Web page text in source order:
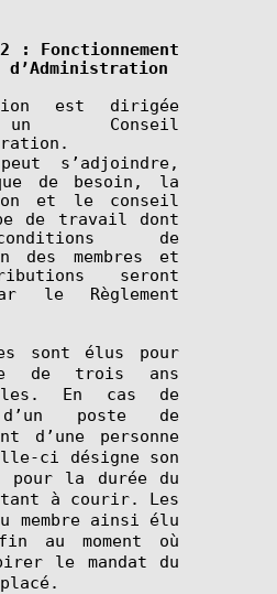
: Fonctionnement
d’Administration
est dirigée
Conseil
s’adjoindre,
de besoin, la
et le conseil
de travail dont
de
des membres et
seront
le Règlement
sont élus pour
de trois ans
En cas de
d’un poste de
d’une personne
ci désigne son
pour la durée du
à courir. Les
membre ainsi élu
au moment où
le mandat du